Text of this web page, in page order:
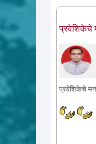
प्रवेशिकेचे
प्रवेशिकेचे